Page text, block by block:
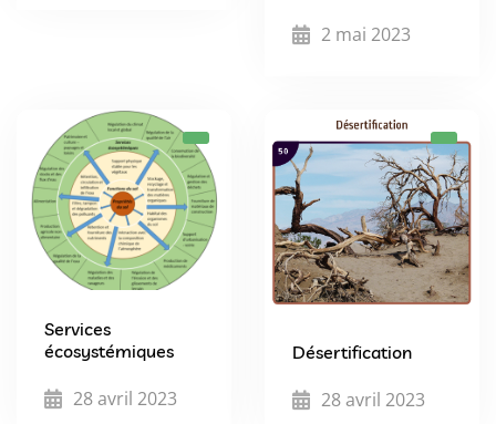
2 mai 2023
Services
écosystémiques
28 avril 2023
Désertification
28 avril 2023